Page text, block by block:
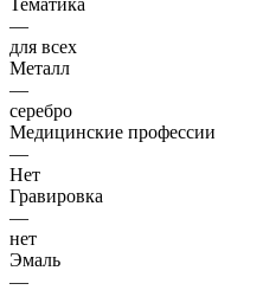
—
для всех
Металл
—
серебро
Медицинские профессии
—
Нет
Гравировка
—
нет
Эмаль
—